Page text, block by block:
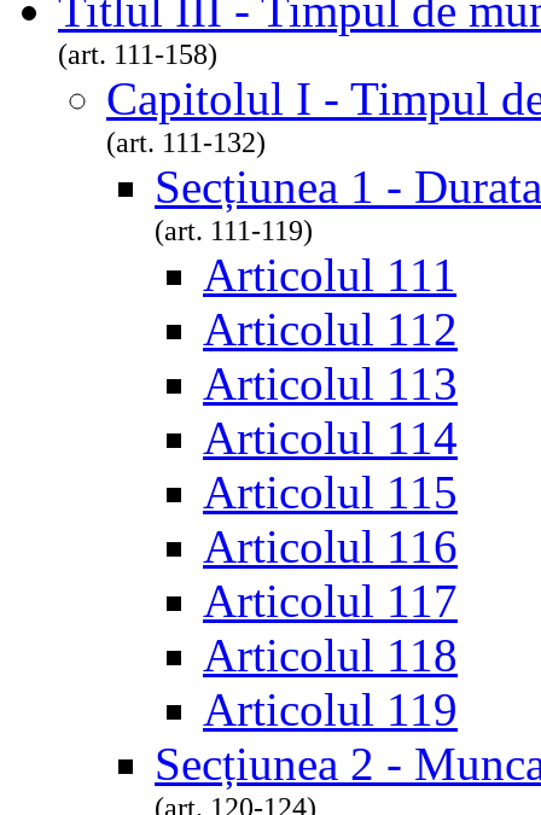
(art. 111-158)
Capitolul I - Timpul
(art. 111-132)
Secțiunea 1 -
(art. 111-119)
Articolul 111
Articolul 112
Articolul 113
Articolul 114
Articolul 115
Articolul 116
Articolul 117
Articolul 118
Articolul 119
Secțiunea 2 -
(art. 120-124)